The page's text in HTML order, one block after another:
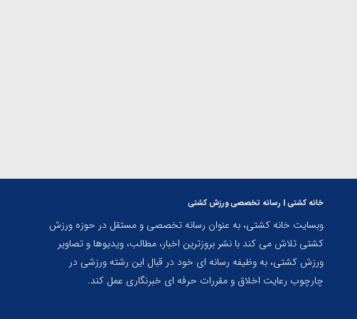
خانه کشتی | رسانه تخصصی ورزش کشتی
وبسایت خانه کشتی، به عنوان رسانه تخصصی و مستقل در حوزه ورزش
کشتی تلاش می کند با نشر بروزترین اخبار، مطالب، ویدیوها و تصاویر
ورزش کشتی، به وظیفه رسانه ای خود در قبال این رشته ورزشی در
چارچوب رعایت اخلاق و مقررات حرفه ای خبرنگاری عمل کند.